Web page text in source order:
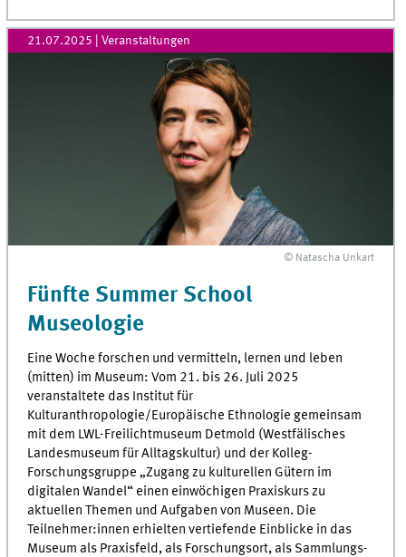
21.07.2025 | Veranstaltungen
© Natascha Unkart
Fünfte Summer School
Museologie
Eine Woche forschen und vermitteln, lernen und leben
(mitten) im Museum: Vom 21. bis 26. Juli 2025
veranstaltete das Institut für
Kulturanthropologie/Europäische Ethnologie gemeinsam
mit dem LWL-Freilichtmuseum Detmold (Westfälisches
Landesmuseum für Alltagskultur) und der Kolleg-
Forschungsgruppe „Zugang zu kulturellen Gütern im
digitalen Wandel“ einen einwöchigen Praxiskurs zu
aktuellen Themen und Aufgaben von Museen. Die
Teilnehmer:innen erhielten vertiefende Einblicke in das
Museum als Praxisfeld, als Forschungsort, als Sammlungs-